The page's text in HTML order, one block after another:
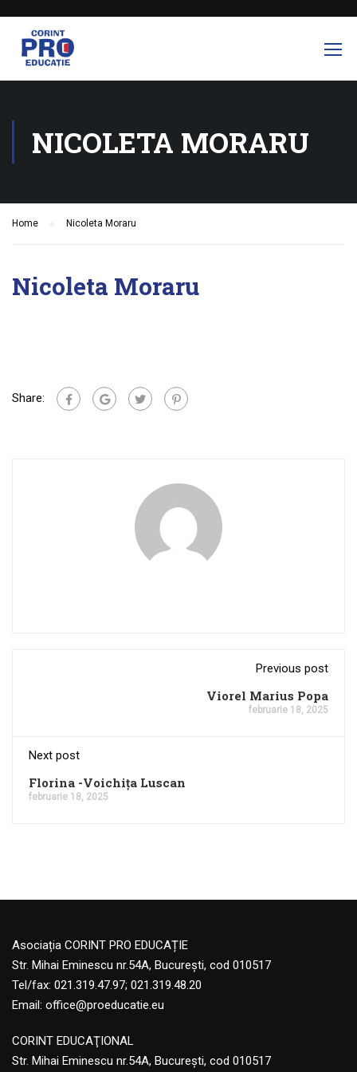
NICOLETA MORARU
Home Nicoleta Moraru
Nicoleta Moraru
Share:
Previous post
Viorel Marius Popa
februarie 18, 2025
Next post
Florina -Voichița Luscan
februarie 18, 2025
Asociația CORINT PRO EDUCAȚIE
Str. Mihai Eminescu nr.54A, București, cod 010517
Tel/fax: 021.319.47.97; 021.319.48.20
Email: office@proeducatie.eu
CORINT EDUCAŢIONAL
Str. Mihai Eminescu nr.54A, Bucureşti, cod 010517